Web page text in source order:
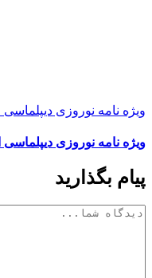
ویژه نامه نوروزی دیپلماسی
ویژه نامه نوروزی دیپلماسی
پیام بگذارید
دیدگاه